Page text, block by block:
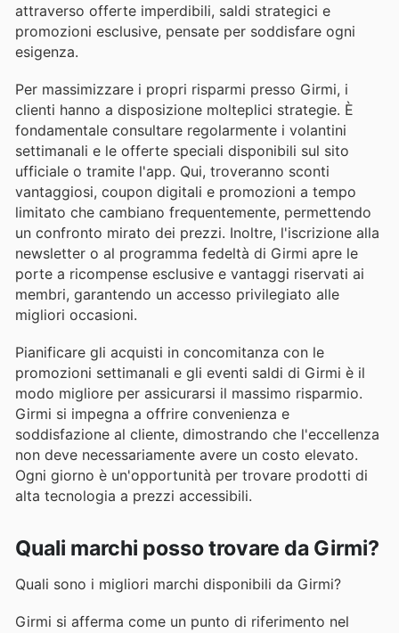
attraverso offerte imperdibili, saldi strategici e
promozioni esclusive, pensate per soddisfare ogni
esigenza.
Per massimizzare i propri risparmi presso Girmi, i
clienti hanno a disposizione molteplici strategie. È
fondamentale consultare regolarmente i volantini
settimanali e le offerte speciali disponibili sul sito
ufficiale o tramite l'app. Qui, troveranno sconti
vantaggiosi, coupon digitali e promozioni a tempo
limitato che cambiano frequentemente, permettendo
un confronto mirato dei prezzi. Inoltre, l'iscrizione alla
newsletter o al programma fedeltà di Girmi apre le
porte a ricompense esclusive e vantaggi riservati ai
membri, garantendo un accesso privilegiato alle
migliori occasioni.
Pianificare gli acquisti in concomitanza con le
promozioni settimanali e gli eventi saldi di Girmi è il
modo migliore per assicurarsi il massimo risparmio.
Girmi si impegna a offrire convenienza e
soddisfazione al cliente, dimostrando che l'eccellenza
non deve necessariamente avere un costo elevato.
Ogni giorno è un'opportunità per trovare prodotti di
alta tecnologia a prezzi accessibili.
Quali marchi posso trovare da Girmi?
Quali sono i migliori marchi disponibili da Girmi?
Girmi si afferma come un punto di riferimento nel